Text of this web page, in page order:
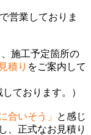
営業しておりま
施工予定箇所の
積り をご案内して
ております。）
合いそう」
と感じ
、正式なお見積り